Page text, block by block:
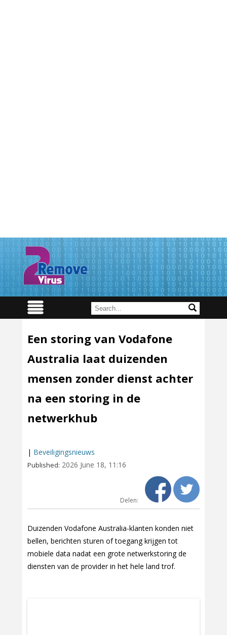
Een storing van Vodafone
Australia laat duizenden
mensen zonder dienst achter
na een storing in de
netwerkhub
| Beveiligingsnieuws
Published: 2026 June 18, 11:16
Delen:
Duizenden Vodafone Australia-klanten konden niet
bellen, berichten sturen of toegang krijgen tot
mobiele data nadat een grote netwerkstoring de
diensten van de provider in het hele land trof.